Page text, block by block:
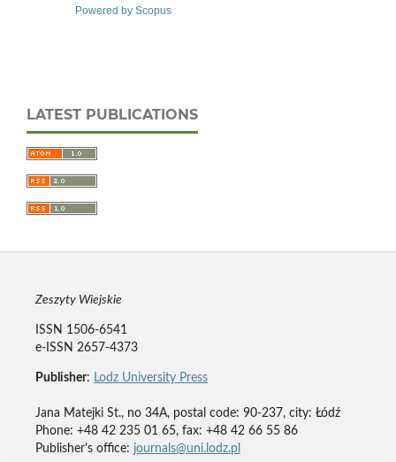
Powered by Scopus
LATEST PUBLICATIONS
Zeszyty Wiejskie
ISSN 1506-6541
e-ISSN 2657-4373
Publisher: Lodz University Press
Jana Matejki St., no 34A, postal code: 90-237, city: Łódź
Phone: +48 42 235 01 65, fax: +48 42 66 55 86
Publisher's office: journals@uni.lodz.pl